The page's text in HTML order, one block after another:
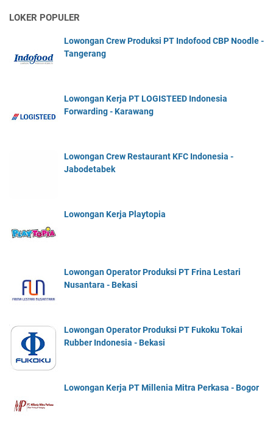
LOKER POPULER
Lowongan Crew Produksi PT Indofood CBP Noodle -
Tangerang
Lowongan Kerja PT LOGISTEED Indonesia
Forwarding - Karawang
Lowongan Crew Restaurant KFC Indonesia -
Jabodetabek
Lowongan Kerja Playtopia
Lowongan Operator Produksi PT Frina Lestari
Nusantara - Bekasi
Lowongan Operator Produksi PT Fukoku Tokai
Rubber Indonesia - Bekasi
Lowongan Kerja PT Millenia Mitra Perkasa - Bogor